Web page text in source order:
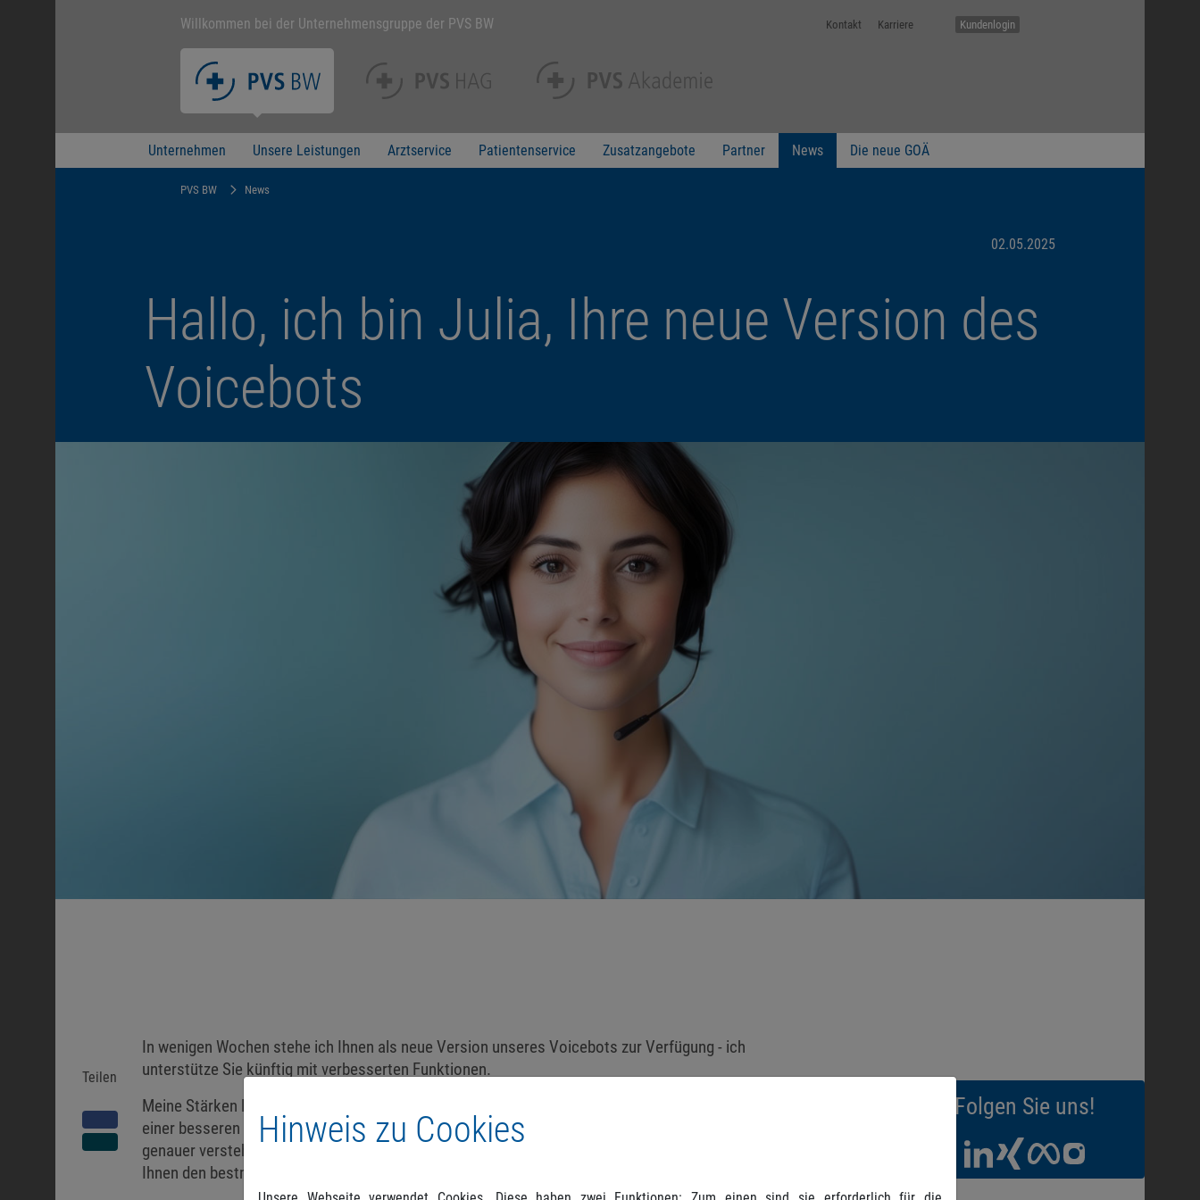
Kontakt Karriere Kundenlogin
Willkommen bei der Unternehmensgruppe der PVS BW
Unternehmen Unsere Leistungen Arztservice Patientenservice Zusatzangebote Partner News Die neue GOÄ
PVS BW News
02.05.2025
Hallo, ich bin Julia, Ihre neue Version des
Voicebots
Teilen
In wenigen Wochen stehe ich Ihnen als neue Version unseres Voicebots zur Verfügung - ich
unterstütze Sie künftig mit verbesserten Funktionen.
Meine Stärken liegen vor allem darin, schnell und präzise auf Ihre Anfragen zu reagieren. Dank
einer besseren Spracherkennung und optimierten Zahlenerkennung kann ich Ihre Anliegen noch
genauer verstehen und bearbeiten. Zudem verbessere ich kontinuierlich meine Fähigkeiten, um
Ihnen den bestmöglichen Service zu bieten – und das rund um die Uhr.
Folgen Sie uns!
Hinweis zu Cookies